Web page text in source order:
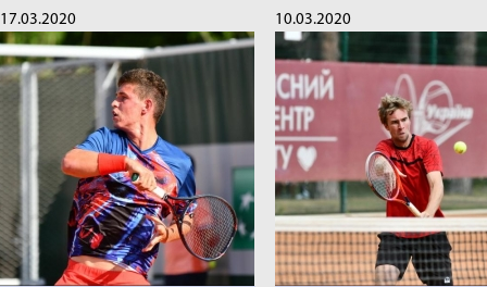
17.03.2020 10.03.2020